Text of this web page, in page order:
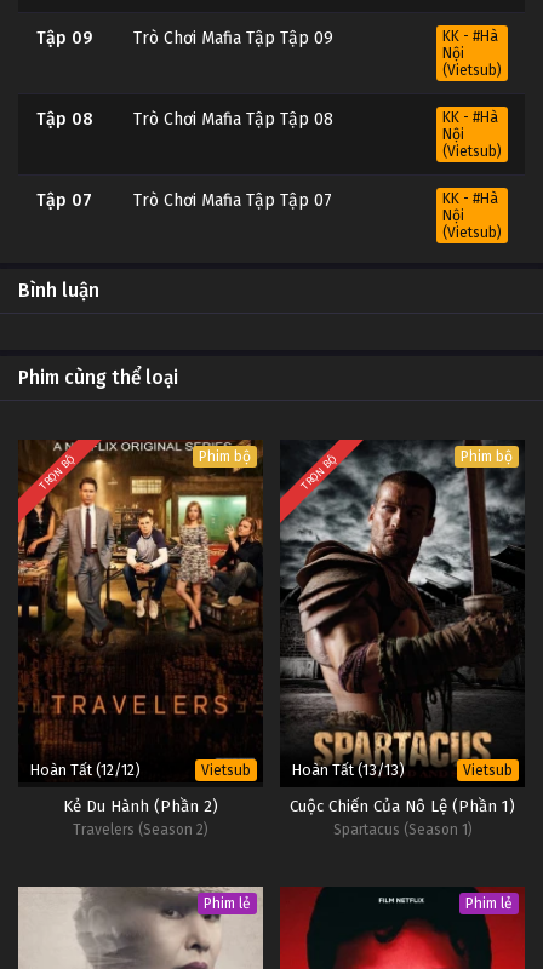
Tập 09 Trò Chơi Mafia Tập Tập 09
KK - #Hà
Nội
(Vietsub)
Tập 08 Trò Chơi Mafia Tập Tập 08
KK - #Hà
Nội
(Vietsub)
Tập 07 Trò Chơi Mafia Tập Tập 07
KK - #Hà
Nội
(Vietsub)
Tập 06
(Vietsub)
Tập 05 Trò Chơi Mafia Tập Tập 05
Tập 04 Trò Chơi Mafia Tập Tập 04
KK - #Hà
Nội
(Vietsub)
Tập 03 Trò Chơi Mafia Tập Tập 03
KK - #Hà
Nội
(Vietsub)
Tập 02 Trò Chơi Mafia Tập Tập 02
KK - #Hà
Nội
(Vietsub)
Tập 01 Trò Chơi Mafia Tập Tập 01
KK - #Hà
Nội
Bình luận
Phim cùng thể loại
TRỌN BỘ Phim bộ
Hoàn Tất (12/12) Vietsub
Kẻ Du Hành (Phần 2)
Travelers (Season 2)
TRỌN BỘ Phim bộ
Hoàn Tất (13/13) Vietsub
Cuộc Chiến Của Nô Lệ (Phần 1)
Spartacus (Season 1)
Phim lẻ Phim lẻ